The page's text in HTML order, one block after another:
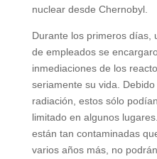
nuclear desde Chernobyl.
Durante los primeros días,
de empleados se
inmediaciones de los
seriamente su vida.
radiación, estos sólo
limitado en algunos
están tan contaminadas
varios años más, no